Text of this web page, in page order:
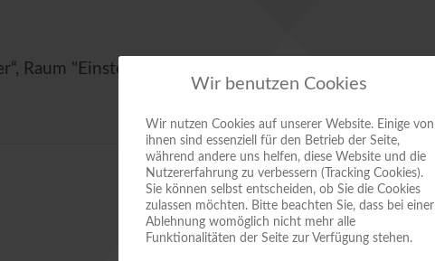
Raum "Einstein" in Quedlinburg, Heiligegeiststraße 8
Wir benutzen Cookies
Wir nutzen Cookies auf unserer Website. Einige von
ihnen sind essenziell für den Betrieb der Seite,
während andere uns helfen, diese Website und die
Nutzererfahrung zu verbessern (Tracking Cookies).
Sie können selbst entscheiden, ob Sie die Cookies
zulassen möchten. Bitte beachten Sie, dass bei einer
Ablehnung womöglich nicht mehr alle
Funktionalitäten der Seite zur Verfügung stehen.